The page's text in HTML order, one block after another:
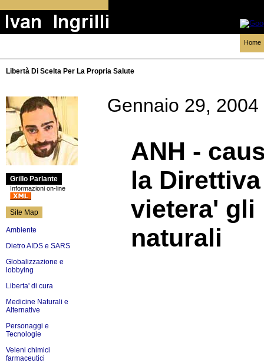
Home
Libertà Di Scelta Per La Propria Salute
Grillo Parlante
Informazioni on-line
Site Map
Ambiente
Dietro AIDS e SARS
Globalizzazione e
lobbying
Liberta' di cura
Medicine Naturali e
Alternative
Personaggi e
Tecnologie
Veleni chimici
farmaceutici
Gennaio 29, 2004
ANH -
la
vietera' gli
naturali